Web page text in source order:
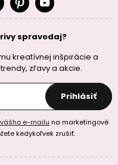
spravodaj?
kreatívnej inšpirácie a
zľavy a akcie.
Prihlásiť
e-mailu na marketingové
kedykoľvek zrušiť.